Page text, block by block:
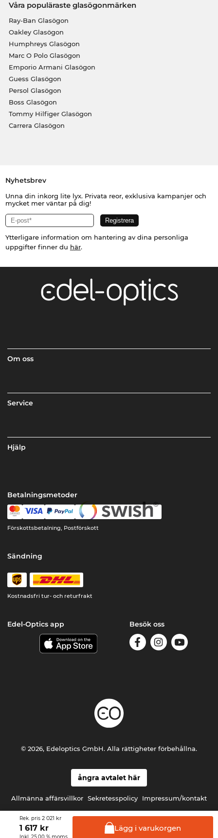
Rek. pris 2 021 kr
1 617 kr Lägg i varukorgen
Våra populäraste glasögonmärken
Ray-Ban Glasögon
Oakley Glasögon
Humphreys Glasögon
Marc O Polo Glasögon
Emporio Armani Glasögon
Guess Glasögon
Persol Glasögon
Boss Glasögon
Tommy Hilfiger Glasögon
Carrera Glasögon
Nyhetsbrev
Unna din inkorg lite lyx. Privata reor, exklusiva kampanjer och
mycket mer väntar på dig!
Ytterligare information om hantering av dina personliga
uppgifter finner du här.
Om oss
Service
Hjälp
Betalningsmetoder
Förskottsbetalning, Postförskott
Sändning
Kostnadsfri tur- och returfrakt
Edel-Optics app Besök oss
ångra avtalet här
Allmänna affärsvillkor Sekretesspolicy Impressum/kontakt
© 2026, Edeloptics GmbH. Alla rättigheter förbehållna.